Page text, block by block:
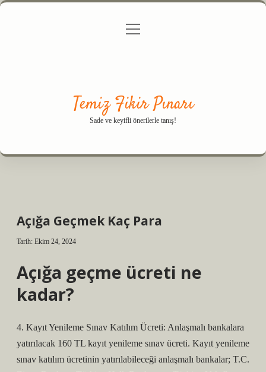
Gizlilik Politikası
menüyü
Temiz Fikir Pınarı
Sade ve keyifli önerilerle tanış!
Açığa Geçmek Kaç Para
Tarih: Ekim 24, 2024
Açığa geçme ücreti ne
kadar?
4. Kayıt Yenileme Sınav Katılım Ücreti: Anlaşmalı bankalara
yatırılacak 160 TL kayıt yenileme sınav ücreti. Kayıt yenileme
sınav katılım ücretinin yatırılabileceği anlaşmalı bankalar; T.C.